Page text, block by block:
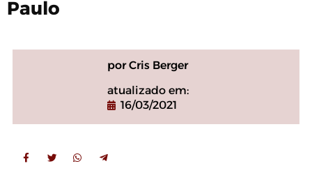
Paulo
por Cris Berger
atualizado em:
16/03/2021